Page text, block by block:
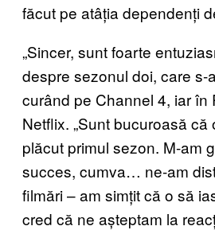
făcut pe atâția dependenți
„Sincer, sunt foarte
despre sezonul doi, care s-
curând pe Channel 4, iar în
Netflix. „Sunt bucuroasă că
plăcut primul sezon. M-am
succes, cumva… ne-am
filmări – am simțit că o să
cred că ne așteptam la